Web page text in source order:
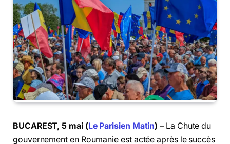
BUCAREST, 5 mai (Le Parisien Matin) – La Chute du
gouvernement en Roumanie est actée après le succès